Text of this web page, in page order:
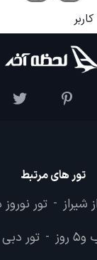
کاربر
تور های مرتبط
شیراز - تور
- تور